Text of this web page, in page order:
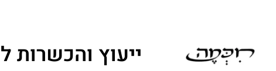
ייעוץ והכשרות